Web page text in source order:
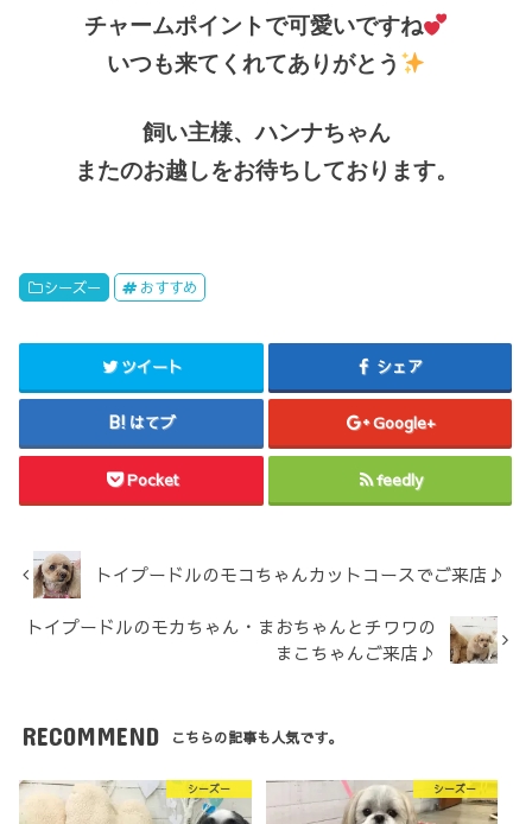
チャームポイントで可愛いですね
いつも来てくれてありがとう
飼い主様、ハンナちゃん
またのお越しをお待ちしております。
シーズー おすすめ
ツイート シェア
はてブ Google+
Pocket feedly
トイプードルのモコちゃんカットコースでご来店♪
トイプードルのモカちゃん・まおちゃんとチワワの
まこちゃんご来店♪
RECOMMEND こちらの記事も人気です。
シーズー シーズー